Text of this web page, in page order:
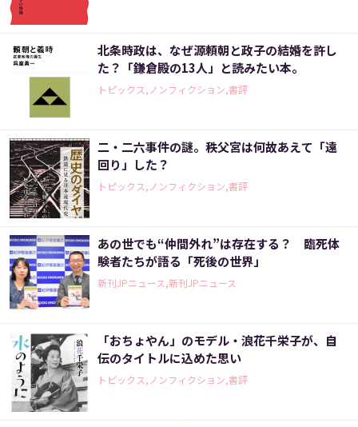
北条時政は、なぜ源頼朝と政子の結婚を許し
た？「鎌倉殿の13人」と読みたい本。
トピックス,ノンフィクション,書評
二・二六事件の謎。秩父宮は何故あえて「遠
回り」した？
トピックス,ノンフィクション,書評
あの世でも“仲間外れ”は存在する？ 臨死体
験者たちが語る「死後の世界」
新刊JPニュース,新刊JPニュース
「おちょやん」のモデル・浪花千栄子が、自
伝のタイトルに込めた思い
トピックス,ノンフィクション,書評